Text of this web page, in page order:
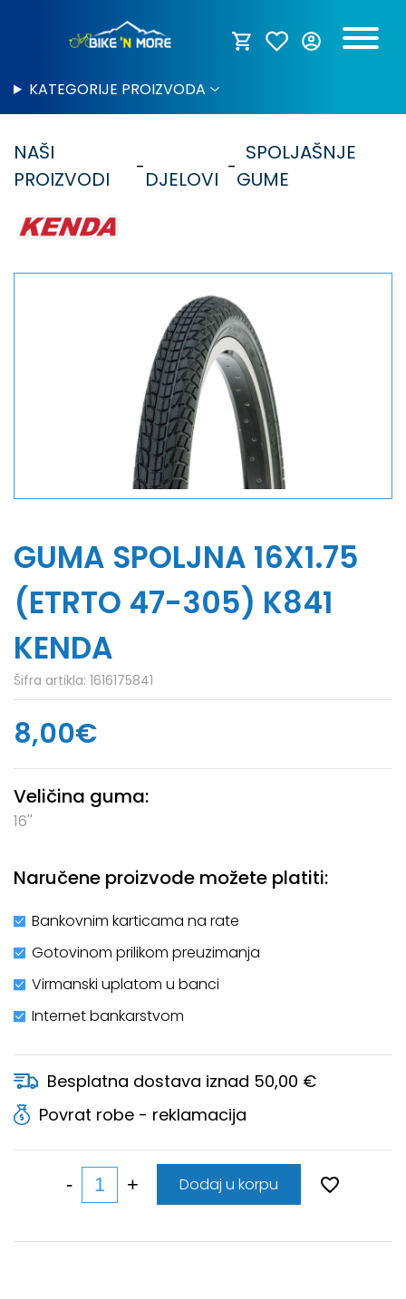
KATEGORIJE PROIZVODA
NAŠI
PROIZVODI
DJELOVI
SPOLJAŠNJE
GUME
GUMA SPOLJNA 16X1.75
(ETRTO 47-305) K841
KENDA
Šifra artikla: 1616175841
8,00€
Veličina guma:
16''
Naručene proizvode možete platiti:
Bankovnim karticama na rate
Gotovinom prilikom preuzimanja
Virmanski uplatom u banci
Internet bankarstvom
Besplatna dostava iznad 50,00 €
Povrat robe - reklamacija
Dodaj u korpu